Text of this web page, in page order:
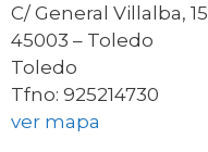
C/ General Villalba, 15
45003 – Toledo
Toledo
Tfno: 925214730
ver mapa